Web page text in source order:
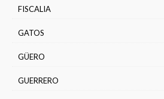
FISCALIA
GATOS
GÜERO
GUERRERO